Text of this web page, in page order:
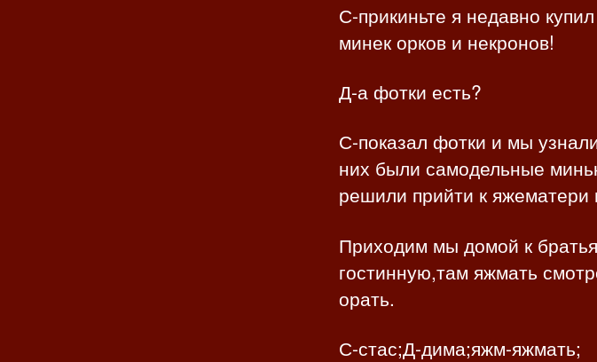
С-прикиньте я недавно
минек орков и некронов!
Д-а фотки есть?
С-показал фотки и мы
них были самодельные
решили прийти к яжематери
Приходим мы домой к
гостинную,там яжмать
орать.
С-стас;Д-дима;яжм-яжмать;